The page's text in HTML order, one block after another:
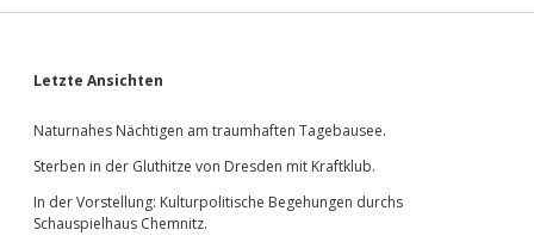
Sidebar
Letzte Ansichten
Naturnahes Nächtigen am traumhaften Tagebausee.
Sterben in der Gluthitze von Dresden mit Kraftklub.
In der Vorstellung: Kulturpolitische Begehungen durchs
Schauspielhaus Chemnitz.